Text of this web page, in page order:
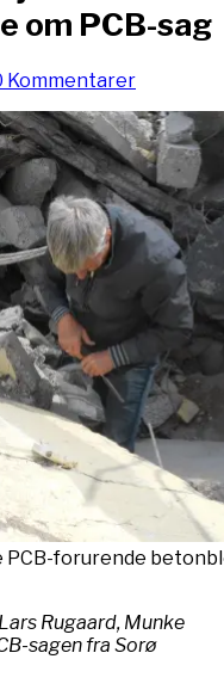
om PCB-sag
Kommentarer
forurende
Rugaard, Munke
sagen fra Sorø